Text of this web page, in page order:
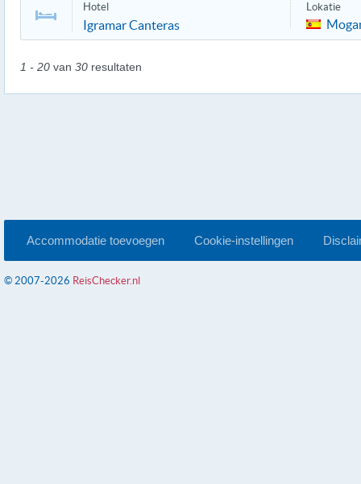
Hotel
Igramar Canteras
Lokatie
1 - 20 van 30 resultaten
Accommodatie toevoegen Cookie-instellingen
© 2007-2026 ReisChecker.nl